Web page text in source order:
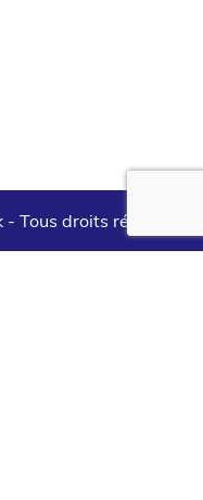
- Tous droits réservés